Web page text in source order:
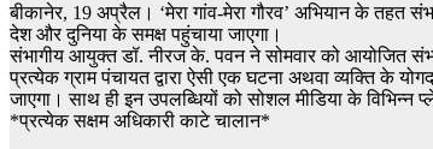
बीकानेर, 19 अप्रैल। ‘मेरा गांव-मेरा गौरव’ अभियान के तहत
देश और दुनिया के समक्ष पहुंचाया जाएगा।
संभागीय आयुक्त डॉ. नीरज के. पवन ने सोमवार को आयोजित
प्रत्येक ग्राम पंचायत द्वारा ऐसी एक घटना अथवा व्यक्ति के
जाएगा। साथ ही इन उपलब्धियों को सोशल मीडिया के
*प्रत्येक सक्षम अधिकारी काटे चालान*